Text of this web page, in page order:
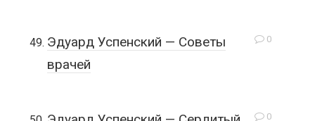
0
Эдуард Успенский — Советы
врачей
0